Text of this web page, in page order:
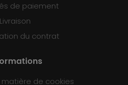
de paiement
Livraison
du contrat
matière de cookies